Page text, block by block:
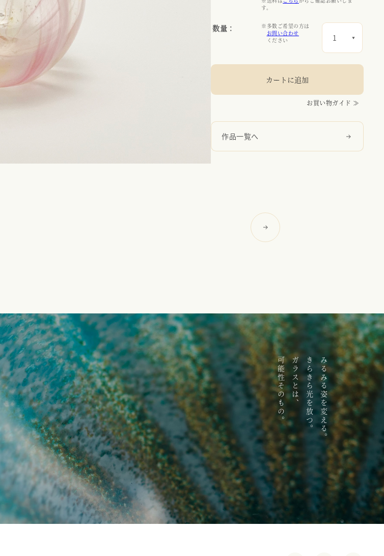
す。
数量：
※多数ご希望の方は
お問い合わせ
ください
お買い物ガイド ≫
作品一覧へ
みるみる姿を変える。
きらきら光を放つ。
ガラスとは、
可能性そのもの。